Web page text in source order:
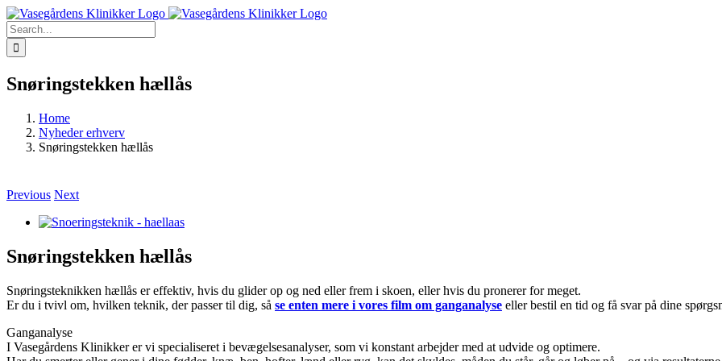
Skip
to
content
Facebook
YouTube
Instagram
Email
Phone
Search
for:
Snøringstekken hællås
Home
Nyheder erhverv
Snøringstekken hællås
Previous Next
View
Image
Snøringstekken hællås
Snøringsteknikken hællås er effektiv, hvis du glider op og ned eller frem i skoen, eller hvis du pronerer for meget.
Er du i tvivl om, hvilken teknik, der passer til dig, så se enten mere i vores film om ganganalyse eller bestil en tid og få svar på dine
Ganganalyse
I Vasegårdens Klinikker er vi specialiseret i bevægelsesanalyser, som vi konstant arbejder med at udvide og optimere.